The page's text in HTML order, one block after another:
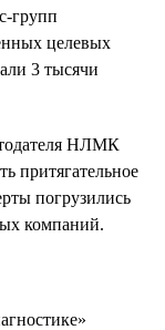
групп
целевых
3 тысячи
НЛМК
притягательное
погрузились
компаний.